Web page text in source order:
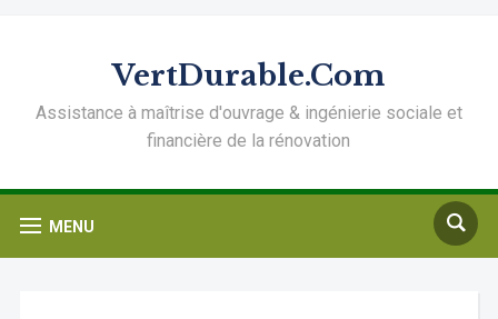
VertDurable.Com
Assistance à maîtrise d'ouvrage & ingénierie sociale et
financière de la rénovation
MENU